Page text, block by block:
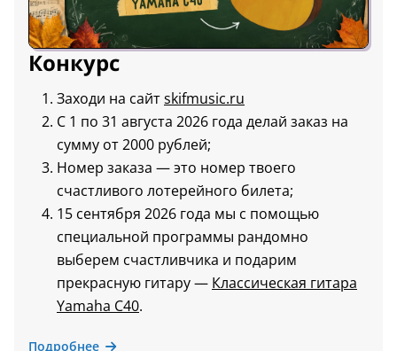
Конкурс
Заходи на сайтskifmusic.ru
С 1 по 31 августа 2026 года делай заказ на
сумму от 2000 рублей;
Номер заказа — это номер твоего
счастливого лотерейного билета;
15 сентября 2026 года мы с помощью
специальной программы рандомно
выберем счастливчика и подарим
прекрасную гитару — Классическая гитара
Yamaha C40.
Подробнее